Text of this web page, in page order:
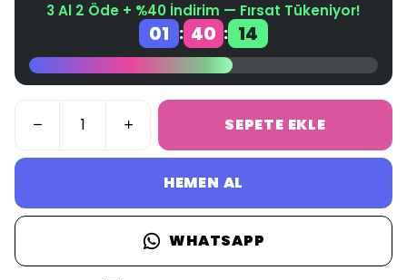
3 Al 2 Öde + %40 İndirim — Fırsat Tükeniyor!
01 : 40 : 14
SEPETE EKLE
HEMEN AL
WHATSAPP